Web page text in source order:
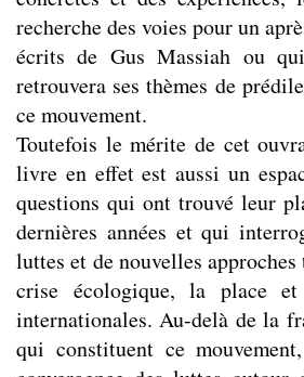
recherche des voies pour un
écrits de Gus Massiah ou
retrouvera ses thèmes de
ce mouvement.
Toutefois le mérite de cet
livre en effet est aussi un
questions qui ont trouvé leur
dernières années et qui
luttes et de nouvelles
crise écologique, la place
internationales. Au-delà de la
qui constituent ce